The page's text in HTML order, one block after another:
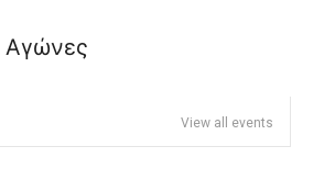
Αγώνες
View all events